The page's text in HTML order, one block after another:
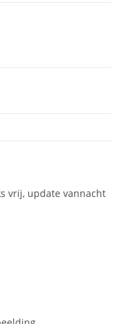
vrij, update vannacht